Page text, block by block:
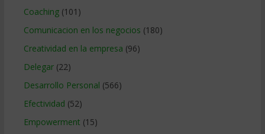
Coaching(101)
Comunicacion en los negocios (180)
Creatividad en la empresa (96)
Delegar(22)
Desarrollo Personal (566)
Efectividad (52)
Empowerment (15)